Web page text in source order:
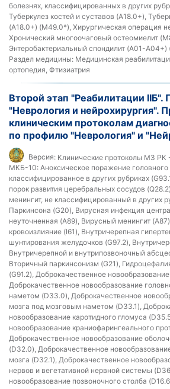
болезнях, классифицированных в других
Туберкулез костей и суставов (A18.0+),
(A18.0+) (M49.0*), Хирургическая операция
Хронический многоочаговый остеомиелит
Энтеробактериальный спондилит (A01-A04+)
Раздел медицины: Медицинская
ортопедия, Фтизиатрия
Второй этап "Реабилитации IIБ".
"Неврология и нейрохирургия".
клиническим протоколам
по профилю "Неврология" и
Версия: Клинические протоколы МЗ РК
МКБ-10: Аноксическое поражение головного
классифицированное в других рубриках
порок развития церебральных сосудов
менингит, не классифицированный в других
Паркинсона (G20), Вирусная инфекция
неуточненная (A89), Вирусный менингит
кровоизлияние (I61), Внутричерепная
шунтирования желудочков (G97.2),
Внутричерепной и внутрипозвоночный
Вторичный паркинсонизм (G21),
(G91.2), Доброкачественное
Доброкачественное новообразование
наметом (D33.0), Доброкачественное
мозга под мозговым наметом (D33.1),
новообразование каротидного гломуса
новообразование краниофарингеального
Доброкачественное новообразование
(D32.0), Доброкачественное
мозга (D32.1), Доброкачественное
нервов и вегетативной нервной системы
новообразование позвоночного столба